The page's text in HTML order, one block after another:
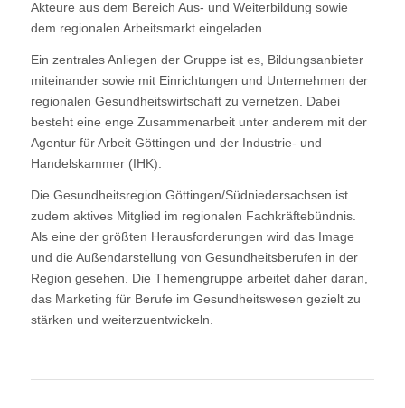
Akteure aus dem Bereich Aus- und Weiterbildung sowie
dem regionalen Arbeitsmarkt eingeladen.
Ein zentrales Anliegen der Gruppe ist es, Bildungsanbieter
miteinander sowie mit Einrichtungen und Unternehmen der
regionalen Gesundheitswirtschaft zu vernetzen. Dabei
besteht eine enge Zusammenarbeit unter anderem mit der
Agentur für Arbeit Göttingen und der Industrie- und
Handelskammer (IHK).
Die Gesundheitsregion Göttingen/Südniedersachsen ist
zudem aktives Mitglied im regionalen Fachkräftebündnis.
Als eine der größten Herausforderungen wird das Image
und die Außendarstellung von Gesundheitsberufen in der
Region gesehen. Die Themengruppe arbeitet daher daran,
das Marketing für Berufe im Gesundheitswesen gezielt zu
stärken und weiterzuentwickeln.